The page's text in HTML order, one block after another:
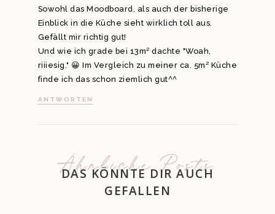
Sowohl das Moodboard, als auch der bisherige
Einblick in die Küche sieht wirklich toll aus.
Gefällt mir richtig gut!
Und wie ich grade bei 13m² dachte "Woah,
riiiesig." 😀 Im Vergleich zu meiner ca. 5m² Küche
finde ich das schon ziemlich gut^^
ANTWORTEN
Ähnliche Posts
DAS KÖNNTE DIR AUCH
GEFALLEN